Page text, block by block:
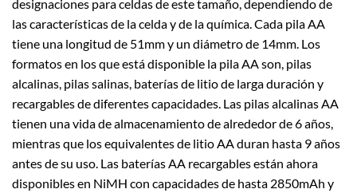
designaciones para celdas de este tamaño, dependiendo de
las características de la celda y de la química. Cada pila AA
tiene una longitud de 51mm y un diámetro de 14mm. Los
formatos en los que está disponible la pila AA son, pilas
alcalinas, pilas salinas, baterías de litio de larga duración y
recargables de diferentes capacidades. Las pilas alcalinas AA
tienen una vida de almacenamiento de alrededor de 6 años,
mientras que los equivalentes de litio AA duran hasta 9 años
antes de su uso. Las baterías AA recargables están ahora
disponibles en NiMH con capacidades de hasta 2850mAh y